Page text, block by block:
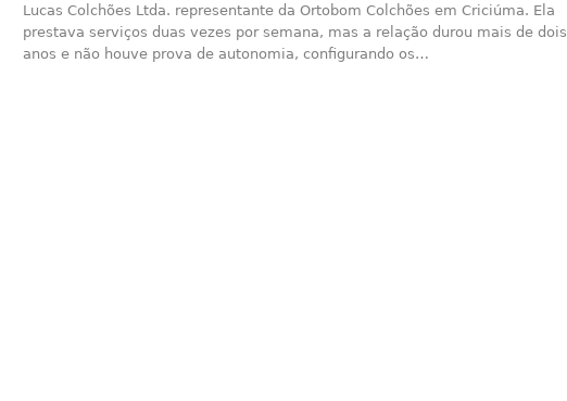
Lucas Colchões Ltda. representante da Ortobom Colchões em Criciúma. Ela
prestava serviços duas vezes por semana, mas a relação durou mais de dois
anos e não houve prova de autonomia, configurando os…